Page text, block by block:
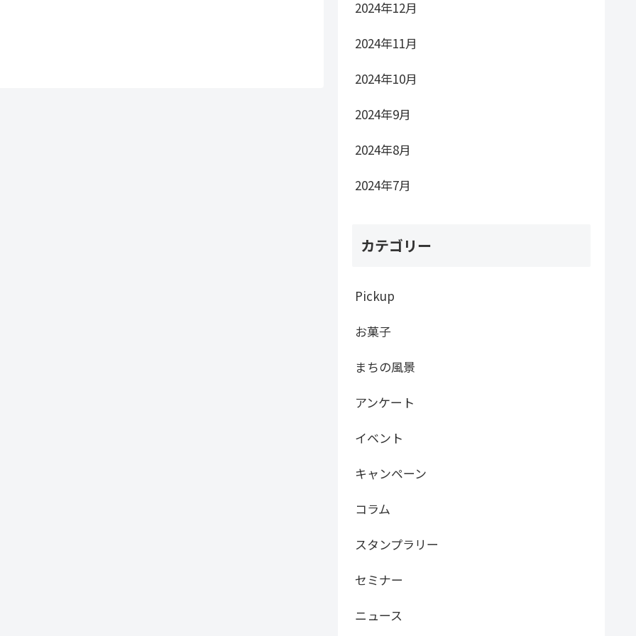
2024年12月
2024年11月
2024年10月
2024年9月
2024年8月
2024年7月
カテゴリー
Pickup
お菓子
まちの風景
アンケート
イベント
キャンペーン
コラム
スタンプラリー
セミナー
ニュース